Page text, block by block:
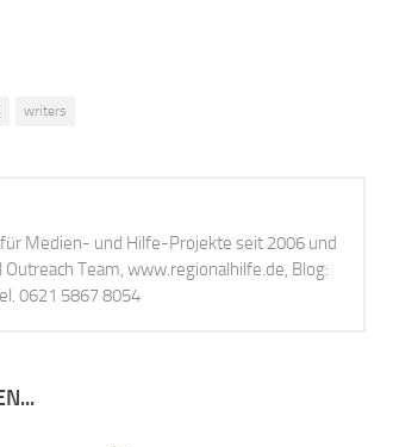
writers
Medien- und Hilfe-Projekte seit 2006 und
Outreach Team, www.regionalhilfe.de, Blog:
0621 5867 8054